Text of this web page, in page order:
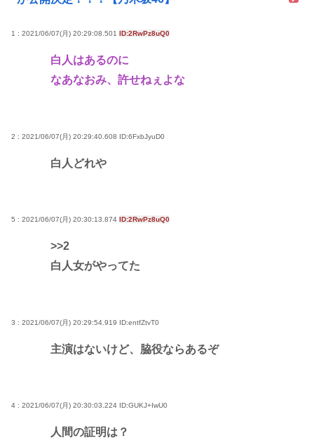
1 : 2021/06/07(月) 20:29:08.501 ID:2RwPz8uQ0
白人はあるのに
なあなおみ、許せねぇよな
2 : 2021/06/07(月) 20:29:40.608 ID:6FxbJyuD0
白人どれや
5 : 2021/06/07(月) 20:30:13.874 ID:2RwPz8uQ0
>>2
白人女がやってた
3 : 2021/06/07(月) 20:29:54.919 ID:entfZtvT0
主演はないけど、脇役ならあるぞ
4 : 2021/06/07(月) 20:30:03.224 ID:GUKJ+IwU0
人間の証明は？